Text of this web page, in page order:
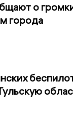
о
города